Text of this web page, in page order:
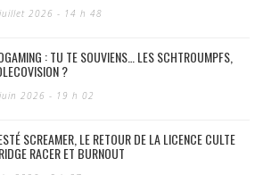
2026 - 14 h 48
: TU TE SOUVIENS… LES SCHTROUMPFS,
?
2026 - 19 h 02
SCREAMER, LE RETOUR DE LA LICENCE CULTE
RACER ET BURNOUT